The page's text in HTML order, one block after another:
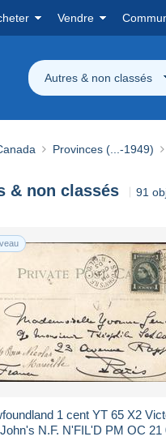
Vendre
Autres & non classés
Provinces (...-1949)
& non classés 91
1 cent YT 65 X2
N.F. N'FIL'D PM OC 21